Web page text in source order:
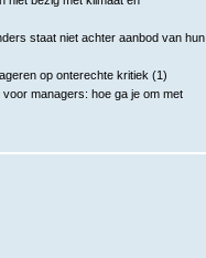
staat niet achter aanbod van hun
op onterechte kritiek (1)
managers: hoe ga je om met